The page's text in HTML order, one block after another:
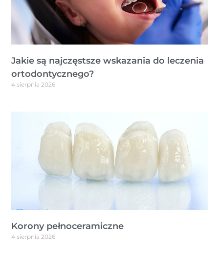
Jakie są najczęstsze wskazania do leczenia
ortodontycznego?
4 sierpnia 2026
Korony pełnoceramiczne
4 sierpnia 2026